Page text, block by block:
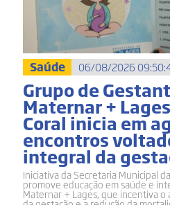
Saúde 06/08/2026
Grupo de
Maternar +
Coral inicia em
encontros
integral da
Iniciativa da Secretaria Municipal
promove educação em saúde e
Maternar + Lages, que incentiva